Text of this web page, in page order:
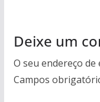
Deixe um
O seu endereço
Campos